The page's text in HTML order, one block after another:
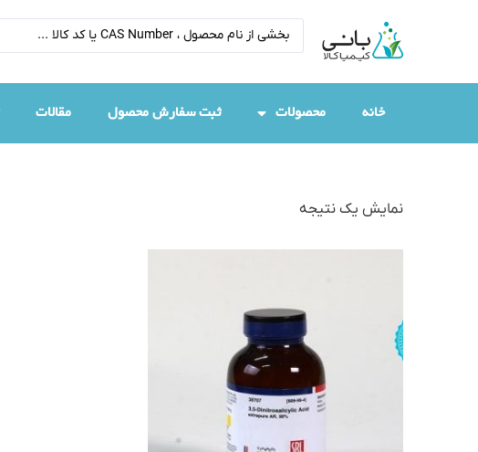
خانه محصولات ثبت سفارش محصول مقالات
نمایش یک نتیجه